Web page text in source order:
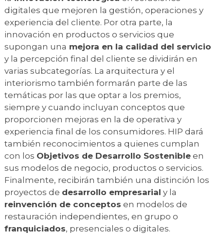
digitales que mejoren la gestión, operaciones y
experiencia del cliente. Por otra parte, la
innovación en productos o servicios que
supongan una mejora en la calidad del servicio
y la percepción final del cliente se dividirán en
varias subcategorías. La arquitectura y el
interiorismo también formarán parte de las
temáticas por las que optar a los premios,
siempre y cuando incluyan conceptos que
proporcionen mejoras en la de operativa y
experiencia final de los consumidores. HIP dará
también reconocimientos a quienes cumplan
con los Objetivos de Desarrollo Sostenible en
sus modelos de negocio, productos o servicios.
Finalmente, recibirán también una distinción los
proyectos de desarrollo empresarial y la
reinvención de conceptos en modelos de
restauración independientes, en grupo o
franquiciados, presenciales o digitales.